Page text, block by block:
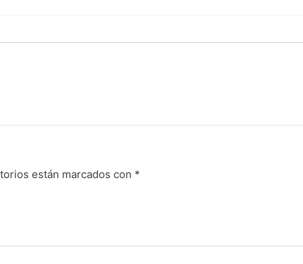
están marcados con *